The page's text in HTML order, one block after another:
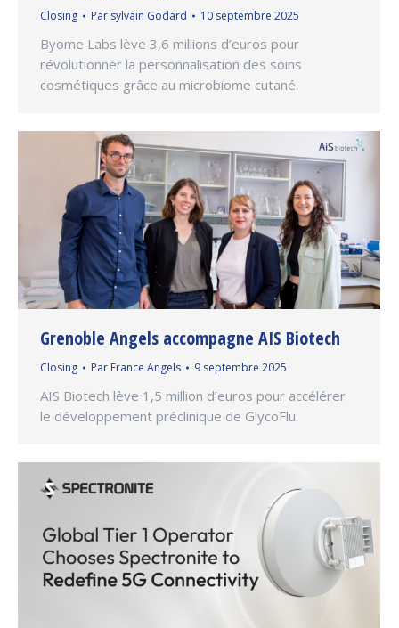
Closing Par sylvain Godard 10 septembre 2025
Byome Labs lève 3,6 millions d’euros pour
révolutionner la personnalisation des soins
cosmétiques grâce au microbiome cutané.
Grenoble Angels accompagne AIS Biotech
Closing Par France Angels 9 septembre 2025
AIS Biotech lève 1,5 million d’euros pour accélérer
le développement préclinique de GlycoFlu.